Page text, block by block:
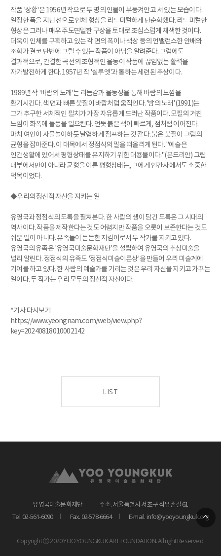
작품 '상황'은 1956년 작으로 두 명의 인물이 부둥켜안고 서 있는 모습이다.
일정한 폭을 지닌 선으로 인체 형상을 리드미컬하게 단순화했다. 리드미컬한
형상은 그러나 매우 주도면밀한 구상을 토대로 조심스럽게 채색한 것이다.
더욱이 인체를 구획하고 있는 각 면의 폭이나 색상 등의 언밸런스한 안배와
조화가 결코 단번에 그릴 수 있는 작품이 아님을 알려준다. 그럼에도
결과적으로, 간결한 곡선의 조형적인 율동이 작품에 끊임없는 활력을
자가발전하게 한다. 1957년 작 '실루엣'과 통하는 세련된 추상이다.
1989년 작 '바람의 노래'는 리듬감과 율동성을 통해 바람의 느낌을
환기시킨다. 색 면과 빠른 붓질이 바람처럼 움직인다. '밤의 노래'(1991)는
그가 추구한 서체적인 필치가 가장 자유롭게 드러난 작품이다. 모필의 거친
느낌이 화폭에 돌풍을 일으킨다. 언뜻 붉은 색이 빠르게, 점처럼 이어진다.
마치 여인이 사물놀이하듯 날렵하게 점프하는 것 같다. 붉은 붓질이 그림의
균형을 잡아준다. 이 대목에서 정점식의 말을 떠올리게 된다. "예술은
인간생활에 있어서 평형상태를 유지하기 위한 대용물이다."(몬드리안) 그림
내부에서만이 아니라 균형을 이룬 평형상태는, 그에게 인간사에서도 소중한
덕목이었다.
◆우리의 정신적 자산을 지키는 일
유영국과 정점식의 도록을 펼쳐본다. 한 사람의 생이 담긴 도록은 그 시대의
역사이다. 작품을 제작한다는 것도 어렵지만 작품을 오롯이 보존한다는 것도
쉬운 일이 아니다. 유족들이 든든한 지킴이로서 두 작가를 지키고 있다.
유영국의 유족은 '유영국미술문화재단'을 설립하여 유영국의 추상미술을
널리 알린다. 정점식의 유족도 '정점식미술이론상'을 만들어 우리 미술계에
기여를 하고 있다. 한 사람의 예술가를 기리는 것은 우리 자신을 지키고 가꾸는
일이다. 두 작가는 우리 모두의 정신적 자산이다.
*기사 다시보기
https://www.yeongnam.com/web/view.php?
key=20240818010002142
LIST
유영국미술문화재단 주소. 서울특별시 서초구 식유촌길 61
Tel. 02-561-6090 Fax. 02-578-6664 E-mail. info@yooyoungkuk.org
Copyright ⓒ 2020 YOO YOUNGKUK ART FOUNDATION. All right Reserved.